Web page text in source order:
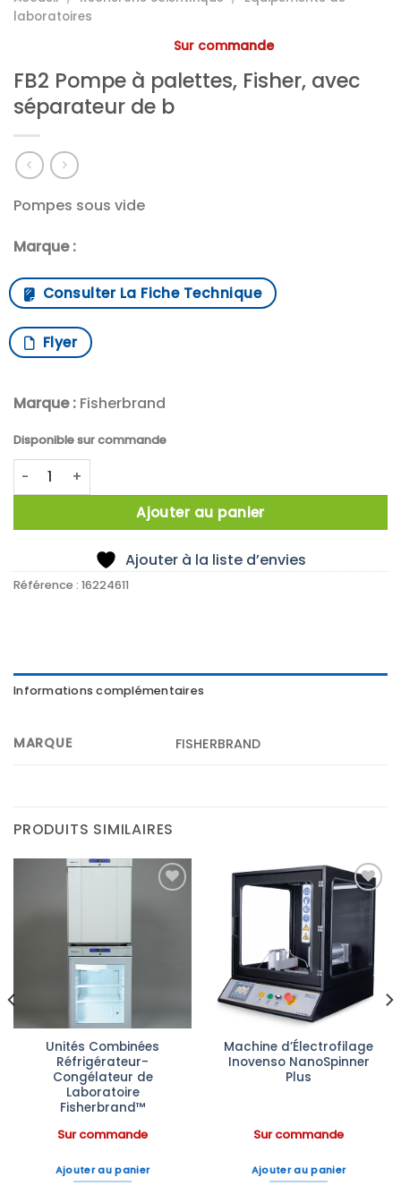
laboratoires
Sur commande
FB2 Pompe à palettes, Fisher, avec
séparateur de b
Pompes sous vide
Marque :
Consulter La Fiche Technique
Flyer
Marque : Fisherbrand
Disponible sur commande
quantité de FB2 Pompe à palettes, Fisher, avec
Ajouter au panier
Ajouter à la liste d’envies
Référence : 16224611
Informations complémentaires
MARQUE FISHERBRAND
PRODUITS SIMILAIRES
Unités Combinées
Réfrigérateur-
Congélateur de
Laboratoire
Fisherbrand™
Sur commande
Ajouter au panier
Ajouter
à la liste
d’envies
Machine d’Électrofilage
Inovenso NanoSpinner
Plus
Sur commande
Ajouter au panier